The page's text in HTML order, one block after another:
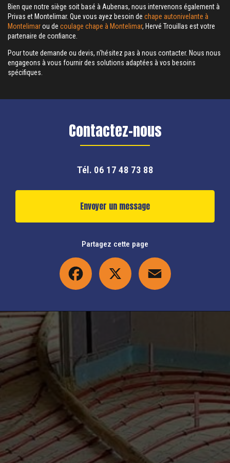
Bien que notre siège soit basé à Aubenas, nous intervenons également à
Privas et Montelimar. Que vous ayez besoin de chape autonivelante à
Montelimarou de coulage chape à Montelimar, Hervé Trouillas est votre
partenaire de confiance.
Pour toute demande ou devis, n'hésitez pas à nous contacter. Nous nous
engageons à vous fournir des solutions adaptées à vos besoins
spécifiques.
Contactez-nous
Tél. 06 17 48 73 88
Envoyer un message
Partagez cette page
Facebook